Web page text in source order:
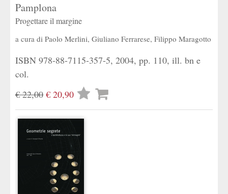
Pamplona
Progettare il margine
a cura di Paolo Merlini, Giuliano Ferrarese, Filippo Maragotto
ISBN 978-88-7115-357-5, 2004, pp. 110, ill. bn e
col.
€ 22,00 € 20,90 Lista
desideri